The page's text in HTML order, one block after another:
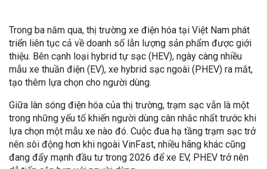
Trong ba năm qua, thị trường xe điện hóa tại Việt Nam phát
triển liên tục cả về doanh số lẫn lượng sản phẩm được giới
thiệu. Bên cạnh loại hybrid tự sạc (HEV), ngày càng nhiều
mẫu xe thuần điện (EV), xe hybrid sạc ngoài (PHEV) ra mắt,
tạo thêm lựa chọn cho người dùng.
Giữa làn sóng điện hóa của thị trường, trạm sạc vẫn là một
trong những yếu tố khiến người dùng cân nhắc nhất trước khi
lựa chọn một mẫu xe nào đó. Cuộc đua hạ tầng trạm sạc trở
nên sôi động hơn khi ngoài VinFast, nhiều hãng khác cũng
đang đẩy mạnh đầu tư trong 2026 để xe EV, PHEV trở nên